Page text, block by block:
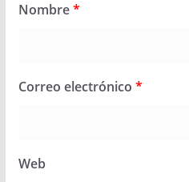
Nombre*
Correo electrónico *
Web